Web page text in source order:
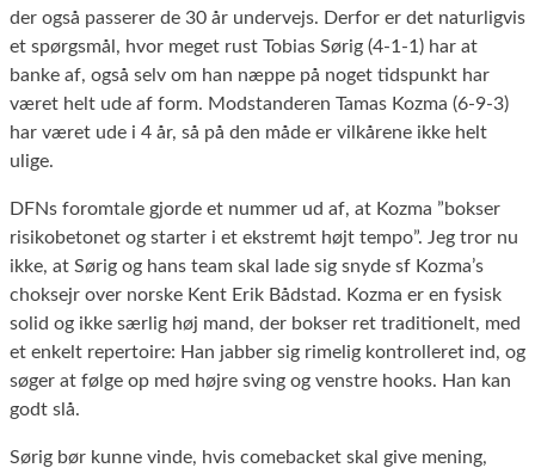
der også passerer de 30 år undervejs. Derfor er det naturligvis
et spørgsmål, hvor meget rust Tobias Sørig (4-1-1) har at
banke af, også selv om han næppe på noget tidspunkt har
været helt ude af form. Modstanderen Tamas Kozma (6-9-3)
har været ude i 4 år, så på den måde er vilkårene ikke helt
ulige.
DFNs foromtale gjorde et nummer ud af, at Kozma ”bokser
risikobetonet og starter i et ekstremt højt tempo”. Jeg tror nu
ikke, at Sørig og hans team skal lade sig snyde sf Kozma’s
choksejr over norske Kent Erik Bådstad. Kozma er en fysisk
solid og ikke særlig høj mand, der bokser ret traditionelt, med
et enkelt repertoire: Han jabber sig rimelig kontrolleret ind, og
søger at følge op med højre sving og venstre hooks. Han kan
godt slå.
Sørig bør kunne vinde, hvis comebacket skal give mening,